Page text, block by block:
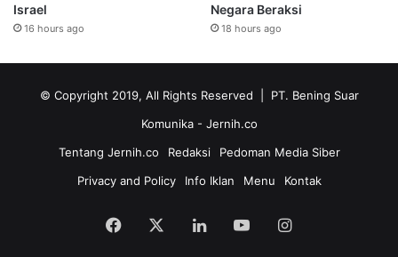
Israel
16 hours ago
Negara Beraksi
18 hours ago
© Copyright 2019, All Rights Reserved | PT. Bening Suar
Komunika - Jernih.co
Tentang Jernih.co
Redaksi
Pedoman Media Siber
Privacy and Policy
Info Iklan Menu Kontak
Facebook LinkedInYouTubeInstagram